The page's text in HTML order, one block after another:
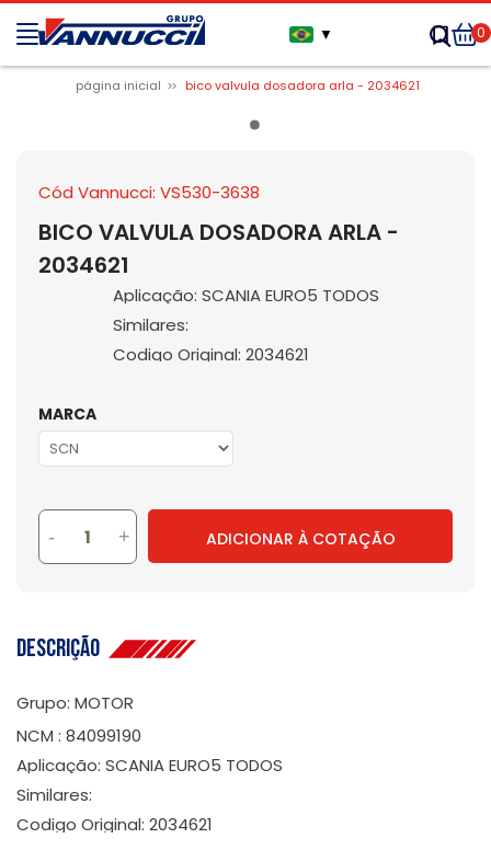
▼ 0
página inicial bico valvula dosadora arla - 2034621
Cód Vannucci: VS530-3638
BICO VALVULA DOSADORA ARLA -
2034621
Aplicação: SCANIA EURO5 TODOS
Similares:
Codigo Original: 2034621
MARCA
- + ADICIONAR À COTAÇÃO
Descrição
Grupo: MOTOR
NCM : 84099190
Aplicação: SCANIA EURO5 TODOS
Similares:
Codigo Original: 2034621